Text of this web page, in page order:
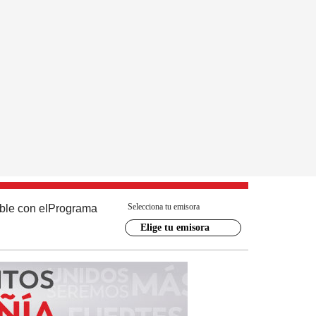
con el Programa Selecciona tu emisora
Elige tu emisora